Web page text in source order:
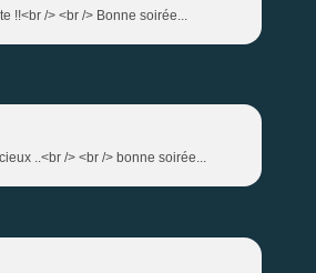
!!<br /> <br /> Bonne soirée...
..<br /> <br /> bonne soirée...